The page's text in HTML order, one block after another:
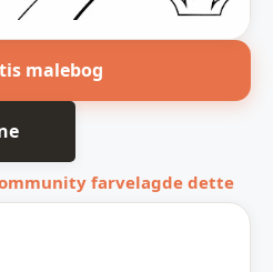
malebog
farvelagde dette